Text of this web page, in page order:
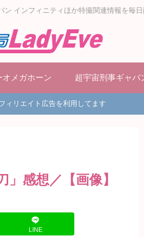
インフィニティほか特撮関連情報を毎日
メガホーン 超宇宙刑事ギャバ
ィリエイト広告を利用してます
感想／【画像】
LINE